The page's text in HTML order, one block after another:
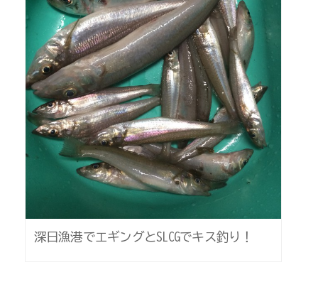
深日漁港でエギングとSLCGでキス釣り！